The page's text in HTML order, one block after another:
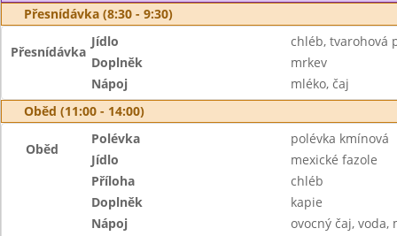
Přesnídávka (8:30 - 9:30)
Přesnídávka
Jídlo
chléb, tvarohová
Doplněk
mrkev
Nápoj
mléko, čaj
Oběd (11:00 - 14:00)
Oběd
Polévka
polévka kmínová
Jídlo
mexické fazole
Příloha
chléb
Doplněk
kapie
Nápoj
ovocný čaj, voda,